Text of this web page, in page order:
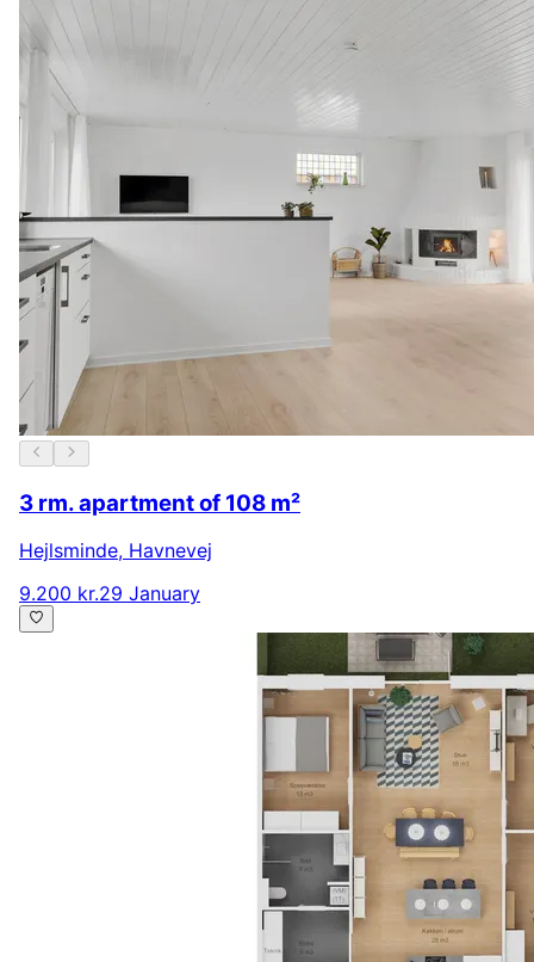
3 rm. apartment of 108 m²
Hejlsminde, Havnevej
9.200 kr.29 January